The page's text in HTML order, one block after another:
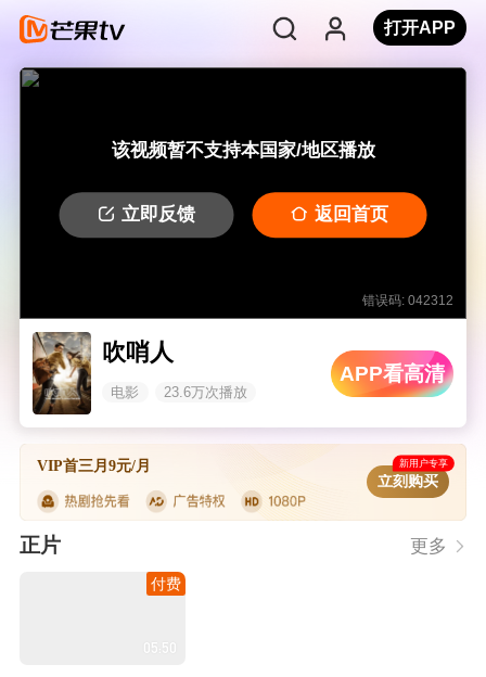
打开APP
该视频暂不支持本国家/地区播放
立即反馈 返回首页
错误码: 042312
吹哨人
电影 23.6万次播放
APP看高清
VIP首三月9元/月 新用户专享
立刻购买
正片 更多
05:50
付费